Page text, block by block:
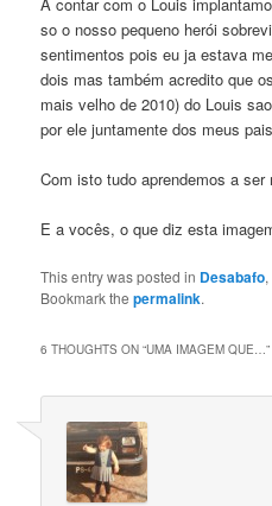
so o nosso pequeno herói
sentimentos pois eu ja estava
dois mas também acredito que
mais velho de 2010) do Louis
por ele juntamente dos meus
Com isto tudo aprendemos a
E a vocês, o que diz esta
This entry was posted in Desabafo,
Bookmark thepermalink.
6 THOUGHTS ON “UMA IMAGEM QUE…”